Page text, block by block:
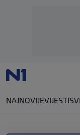
NAJNOVIJEVIJESTI